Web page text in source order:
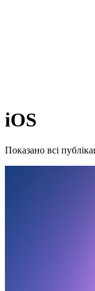
iOS
Показано всі